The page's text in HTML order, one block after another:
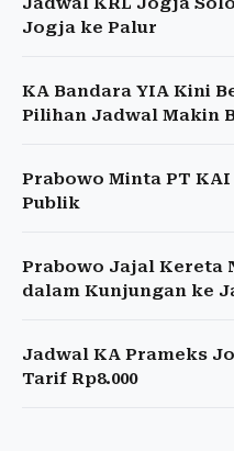
Jogja ke Palur
KA Bandara YIA Kini
Pilihan Jadwal Makin
Prabowo Minta PT
Publik
Prabowo Jajal Kereta
dalam Kunjungan ke
Jadwal KA Prameks
Tarif Rp8.000